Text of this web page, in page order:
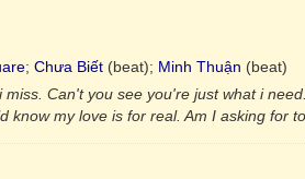
; Chưa Biết (beat); Minh Thuận (beat)
Can't you see you're just what i
my love is for real. Am I asking for